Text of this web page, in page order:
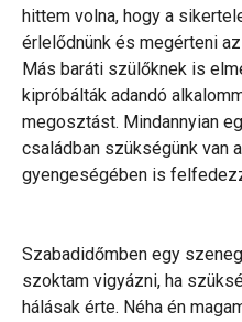
hittem volna, hogy a
érlelődnünk és megérteni
Más baráti szülőknek is
kipróbálták adandó
megosztást. Mindannyian
családban szükségünk van
gyengeségében is
Szabadidőmben egy
szoktam vigyázni, ha
hálásak érte. Néha én